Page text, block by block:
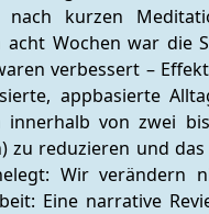
nach kurzen
acht Wochen war die
verbessert –
appbasierte
von zwei
zu reduzieren und
Wir verändern
Eine narrative